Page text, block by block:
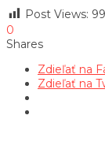
Post Views:
0
Shares
Zdieľať na
Zdieľať na